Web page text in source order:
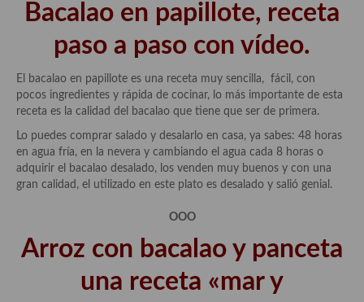
Bacalao en papillote, receta
paso a paso con vídeo.
El bacalao en papillote es una receta muy sencilla, fácil, con
pocos ingredientes y rápida de cocinar, lo más importante de esta
receta es la calidad del bacalao que tiene que ser de primera.
Lo puedes comprar salado y desalarlo en casa, ya sabes: 48 horas
en agua fría, en la nevera y cambiando el agua cada 8 horas o
adquirir el bacalao desalado, los venden muy buenos y con una
gran calidad, el utilizado en este plato es desalado y salió genial.
OOO
Arroz con bacalao y panceta
una receta «mar y